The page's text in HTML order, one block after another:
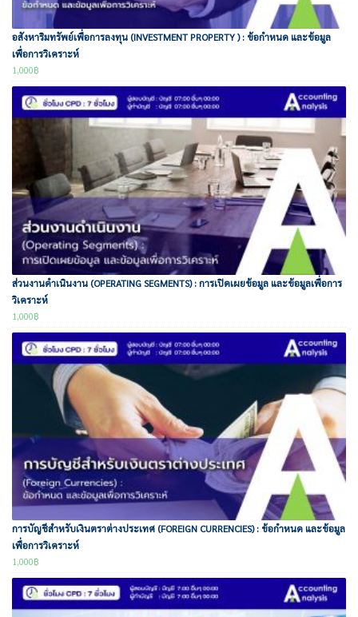
อสังหาริมทรัพย์เพื่อการลงทุน (INVESTMENT PROPERTY ) : ข้อกำหนด และข้อมูล
เพื่อการวิเคราะห์
1,000฿
ส่วนงานดำเนินงาน (OPERATING SEGMENTS) : การเปิดเผยข้อมูล และข้อมูลเพื่อการ
วิเคราะห์
1,000฿
การบัญชีสำหรับเงินตราต่างประเทศ (FOREIGN CURRENCIES) : ข้อกำหนด และข้อมูล
เพื่อการวิเคราะห์
1,000฿